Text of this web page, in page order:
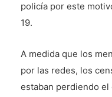
policía por este
19.
A medida que los
por las redes, los
estaban perdiendo